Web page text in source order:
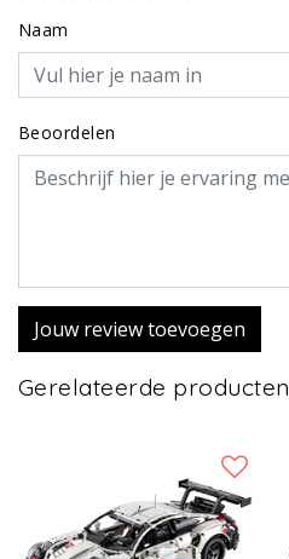
Naam
Beoordelen
Jouw review toevoegen
Gerelateerde producten